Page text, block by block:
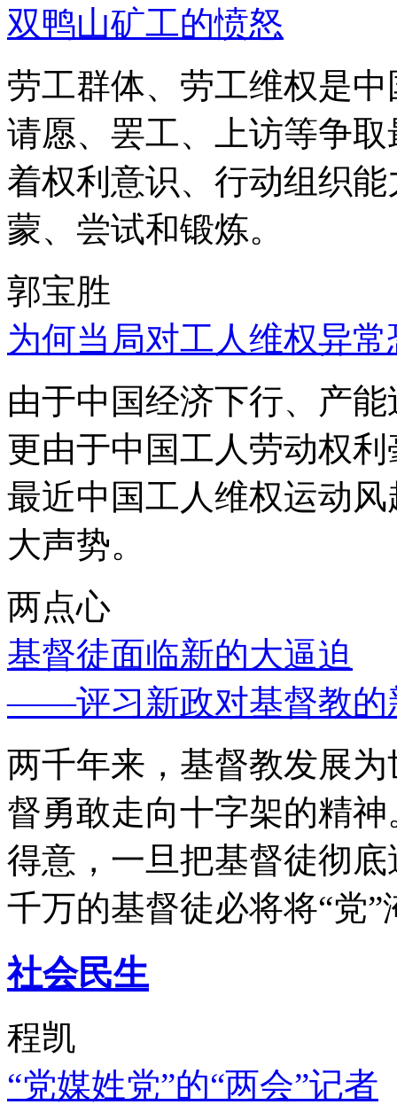
双鸭山矿工的愤怒
劳工群体、劳工维权是
请愿、罢工、上访等争
着权利意识、行动组织
蒙、尝试和锻炼。
郭宝胜
为何当局对工人维权异
由于中国经济下行、产
更由于中国工人劳动权
最近中国工人维权运动
大声势。
两点心
基督徒面临新的大逼迫
——评习新政对基督教的
两千年来，基督教发展
督勇敢走向十字架的精
得意，一旦把基督徒彻
千万的基督徒必将将“党”
社会民生
程凯
“党媒姓党”的“两会”记者